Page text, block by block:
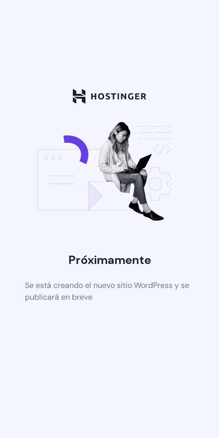
Próximamente
Se está creando el nuevo sitio WordPress y se
publicará en breve